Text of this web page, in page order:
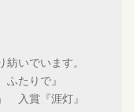
いでいます。
たりで』
入賞『涯灯』